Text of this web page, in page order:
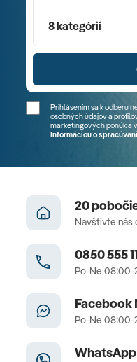
8 kategórií
Prihlásením sa k odberu
osobných údajov a
marketingových ponúk a
Informáciou o
20
Navštívte nás
0850 555
Po-Ne 08:00-
Facebook
Po-Ne 08:00-
WhatsApp